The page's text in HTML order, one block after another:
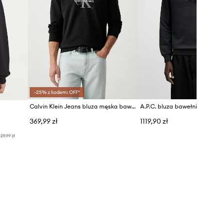
zł
-25% z kodem: OFF*
Calvin Klein Jeans bluza męska bawełniana
369,99 zł 1119,90 zł